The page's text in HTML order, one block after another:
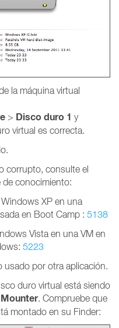
la máquina virtual
> Disco duro 1 y
virtual es correcta.
corrupto, consulte el
de conocimiento:
XP en una
en Boot Camp : 5138
Vista en una VM en
5223
usado por otra aplicación.
duro virtual está siendo
. Compruebe que
montado en su Finder: